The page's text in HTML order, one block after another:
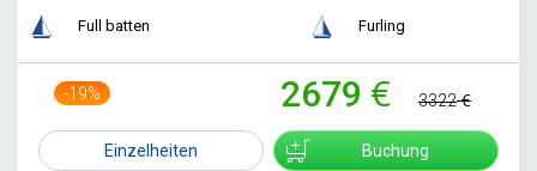
Full batten Furling
-19% 2679 3322
Einzelheiten Buchung